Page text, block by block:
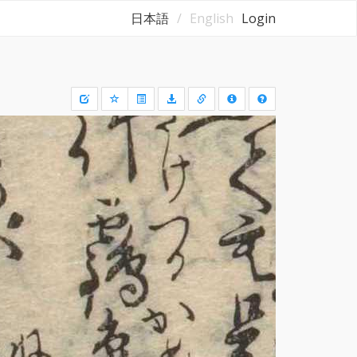
日本語 English Login
Draw
a
rectangle